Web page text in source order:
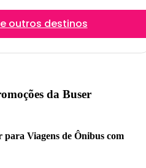
outros destinos
da Buser
para Viagens de Ônibus com